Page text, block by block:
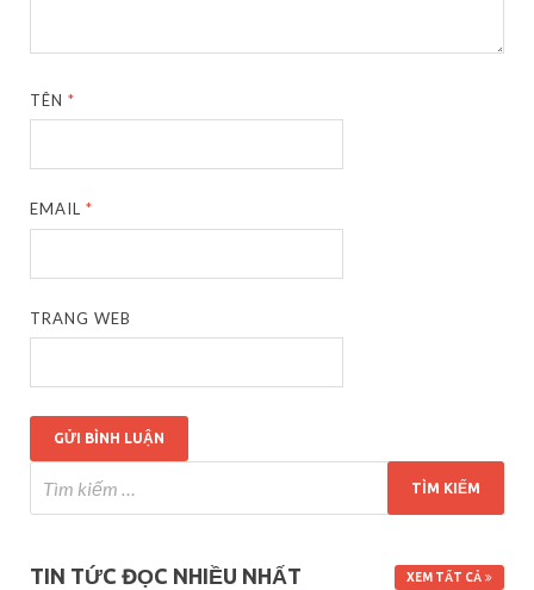
TÊN*
EMAIL*
TRANG WEB
TIN TỨC ĐỌC NHIỀU NHẤT XEM TẤT CẢ